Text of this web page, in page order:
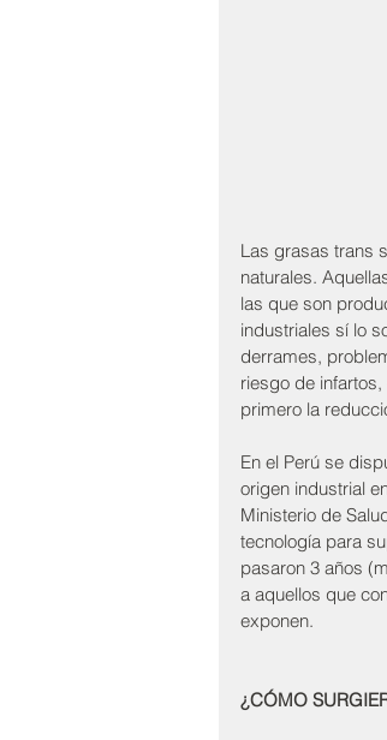
Las grasas trans
naturales.
las que son
industriales sí lo
derrames,
riesgo de
primero la
En el Perú se
origen industrial
Ministerio de
tecnología para
pasaron 3 años
a aquellos que
exponen.
¿CÓMO